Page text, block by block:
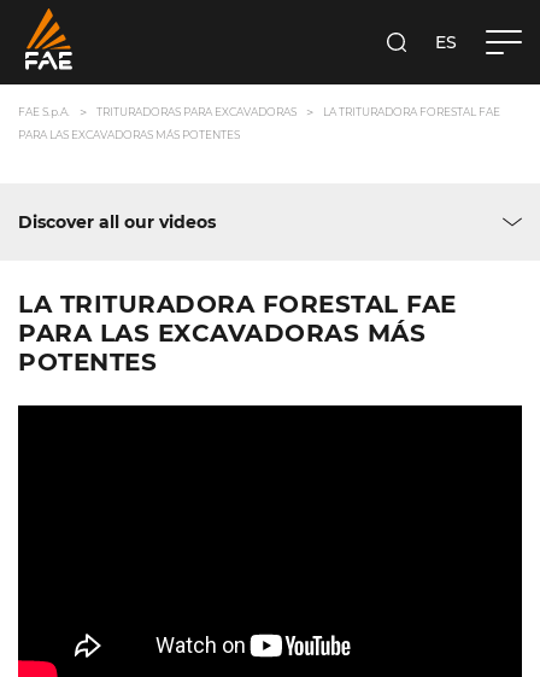
BUSCAES
FAE S.p.A. TRITURADORAS PARA EXCAVADORAS
LA TRITURADORA FORESTAL FAE
PARA LAS EXCAVADORAS MÁS POTENTES
Discover all our videos
LA TRITURADORA FORESTAL FAE
PARA LAS EXCAVADORAS MÁS
POTENTES